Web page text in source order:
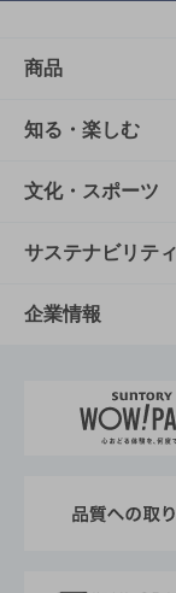
商品
商品TOP
商品一覧
商品発売情報
栄養成分一覧
知る・楽しむ
知る・楽しむ
キャンペーン
工場見学
地域情報
文化・スポーツ
文化・スポー
サントリーホ
サントリーサ
サステナビリティ
サステナビリ
サントリー
企業情報
企業概要